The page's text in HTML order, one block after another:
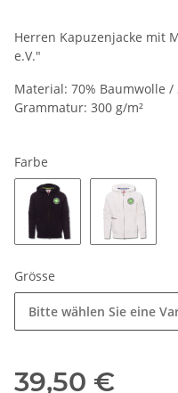
Herren Kapuzenjacke mit
e.V."
Material: 70% Baumwolle /
Grammatur: 300 g/m²
Farbe
Grösse
Bitte wählen Sie eine
39,50 €